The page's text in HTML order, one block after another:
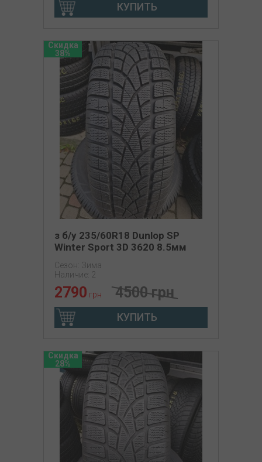
КУПИТЬ
Скидка
38%
з б/у 235/60R18 Dunlop SP
Winter Sport 3D 3620 8.5мм
Сезон: Зима
Наличие: 2
2790 грн 4500 грн
КУПИТЬ
Скидка
28%